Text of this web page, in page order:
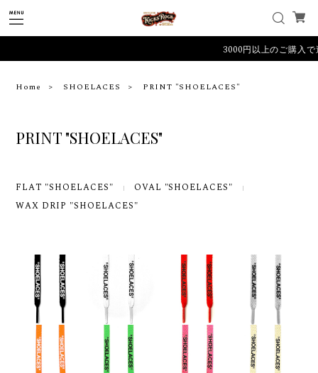
3000円以上のご購入で
Home SHOELACES PRINT "SHOELACES"
PRINT "SHOELACES"
FLAT "SHOELACES"
OVAL "SHOELACES"
WAX DRIP "SHOELACES"